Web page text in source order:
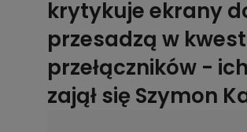
krytykuje ekrany
przesadzą w
przełączników -
zajął się Szymon